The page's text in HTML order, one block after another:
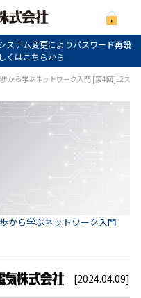
ステム変更によりパスワード再設
くはこちらから
から学ぶネットワーク入門 [第4回]L2ス
から学ぶネットワーク入門
[2024.04.09]